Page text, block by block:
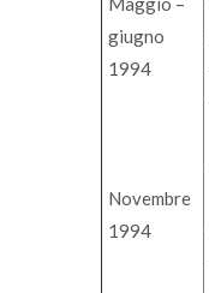
giugno
1994
Novembre
1994